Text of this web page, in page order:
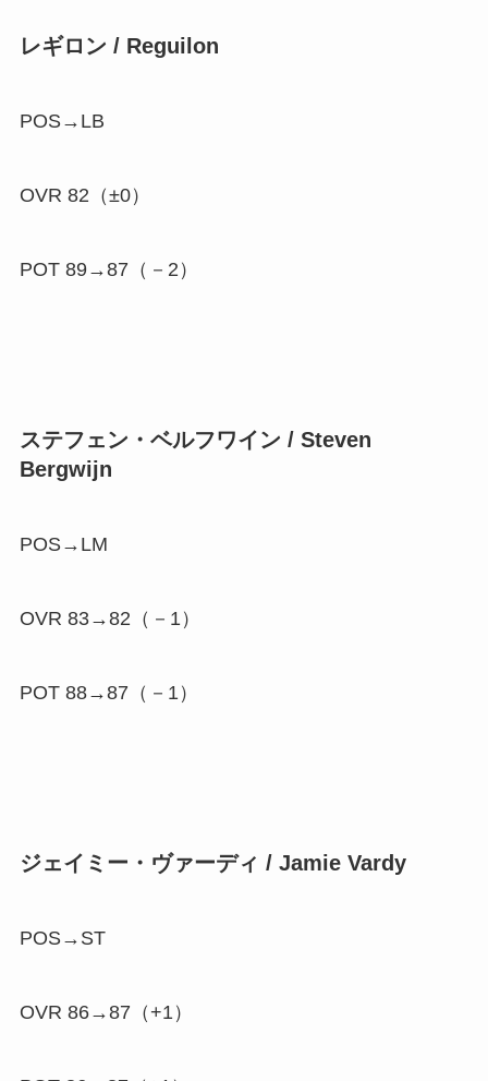
レギロン / Reguilon
POS→LB
OVR 82（±0）
POT 89→87（ －2 ）
ステフェン・ベルフワイン / Steven
Bergwijn
POS→LM
OVR 83→82（ －1）
POT 88→87（ －1 ）
ジェイミー・ヴァーディ / Jamie Vardy
POS→ST
OVR 86→87（+1）